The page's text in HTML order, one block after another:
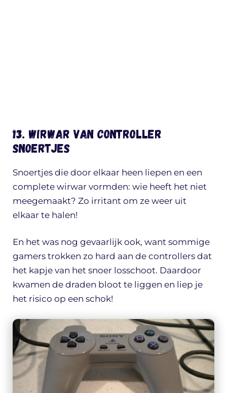
13. Wirwar van controller
snoertjes
Snoertjes die door elkaar heen liepen en een
complete wirwar vormden: wie heeft het niet
meegemaakt? Zo irritant om ze weer uit
elkaar te halen!
En het was nog gevaarlijk ook, want sommige
gamers trokken zo hard aan de controllers dat
het kapje van het snoer losschoot. Daardoor
kwamen de draden bloot te liggen en liep je
het risico op een schok!